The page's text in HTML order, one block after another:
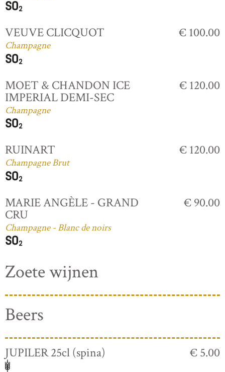
VEUVE CLICQUOT
Champagne
€ 100.00
MOET & CHANDON ICE
IMPERIAL DEMI-SEC
Champagne
€ 120.00
RUINART
Champagne Brut
€ 120.00
MARIE ANGÈLE - GRAND
CRU
Champagne - Blanc de noirs
€ 90.00
Zoete wijnen
Beers
JUPILER 25cl (spina) € 5.00